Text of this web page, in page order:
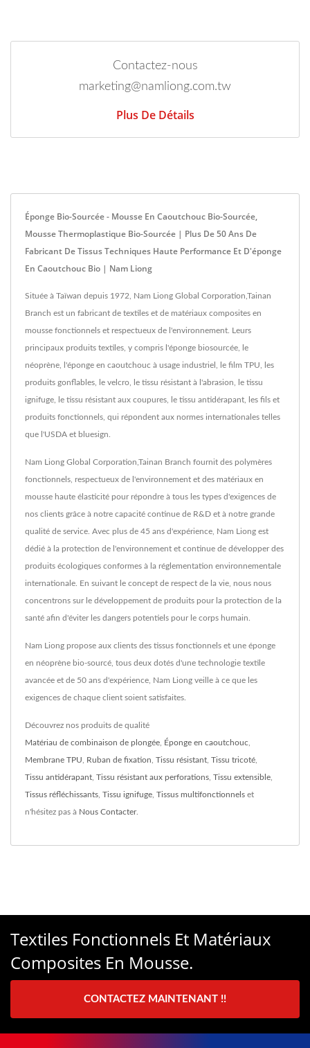
Contactez-nous
marketing@namliong.com.tw
Plus De Détails
Éponge Bio-Sourcée - Mousse En Caoutchouc Bio-Sourcée,
Mousse Thermoplastique Bio-Sourcée | Plus De 50 Ans De
Fabricant De Tissus Techniques Haute Performance Et D'éponge
En Caoutchouc Bio | Nam Liong
Située à Taïwan depuis 1972, Nam Liong Global Corporation,Tainan
Branch est un fabricant de textiles et de matériaux composites en
mousse fonctionnels et respectueux de l'environnement. Leurs
principaux produits textiles, y compris l'éponge biosourcée, le
néoprène, l'éponge en caoutchouc à usage industriel, le film TPU, les
produits gonflables, le velcro, le tissu résistant à l'abrasion, le tissu
ignifuge, le tissu résistant aux coupures, le tissu antidérapant, les fils et
produits fonctionnels, qui répondent aux normes internationales telles
que l'USDA et bluesign.
Nam Liong Global Corporation,Tainan Branch fournit des polymères
fonctionnels, respectueux de l'environnement et des matériaux en
mousse haute élasticité pour répondre à tous les types d'exigences de
nos clients grâce à notre capacité continue de R&D et à notre grande
qualité de service. Avec plus de 45 ans d'expérience, Nam Liong est
dédié à la protection de l'environnement et continue de développer des
produits écologiques conformes à la réglementation environnementale
internationale. En suivant le concept de respect de la vie, nous nous
concentrons sur le développement de produits pour la protection de la
santé afin d'éviter les dangers potentiels pour le corps humain.
Nam Liong propose aux clients des tissus fonctionnels et une éponge
en néoprène bio-sourcé, tous deux dotés d'une technologie textile
avancée et de 50 ans d'expérience, Nam Liong veille à ce que les
exigences de chaque client soient satisfaites.
Découvrez nos produits de qualité
Matériau de combinaison de plongée, Éponge en caoutchouc,
Membrane TPU, Ruban de fixation, Tissu résistant, Tissu tricoté,
Tissu antidérapant, Tissu résistant aux perforations, Tissu extensible,
Tissus réfléchissants, Tissu ignifuge, Tissus multifonctionnels et
n'hésitez pas à Nous Contacter.
Textiles Fonctionnels Et Matériaux
Composites En Mousse.
CONTACTEZ MAINTENANT !!